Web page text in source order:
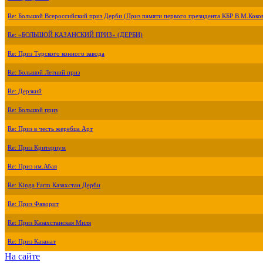
Re: Большой Всероссийский приз Дерби (Приз памяти первого президента КБР
Re: «БОЛЬШОЙ КАЗАНСКИЙ ПРИЗ» (ДЕРБИ)
Re: Приз Терского конного завода
Re: Большой Летний приз
Re: Дерзкий
Re: Большой приз
Re: Приз в честь жеребца Арт
Re: Приз Критериум
Re: Приз им.Абая
Re: Kinga Farm Казахстан Дерби
Re: Приз Фаворит
Re: Приз Казахстанская Миля
Re: Приз Казанат
На сайте